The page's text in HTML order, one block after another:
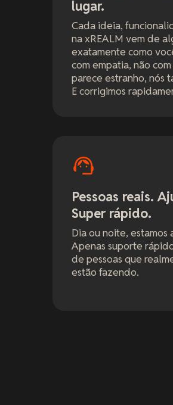
lugar.
Cada ideia,
na xREALM vem de
exatamente como
com empatia, não
parece estranho, nós
E corrigimos
Pessoas reais.
Super rápido.
Dia ou noite, estamos
Apenas suporte
de pessoas que
estão fazendo.